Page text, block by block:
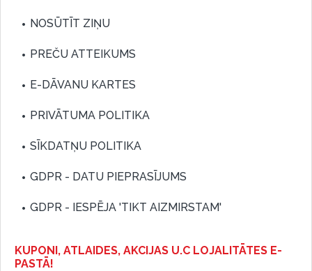
NOSŪTĪT ZIŅU
PREČU ATTEIKUMS
E-DĀVANU KARTES
PRIVĀTUMA POLITIKA
SĪKDATŅU POLITIKA
GDPR - DATU PIEPRASĪJUMS
GDPR - IESPĒJA 'TIKT AIZMIRSTAM'
KUPONI, ATLAIDES, AKCIJAS U.C LOJALITĀTES E-
PASTĀ!